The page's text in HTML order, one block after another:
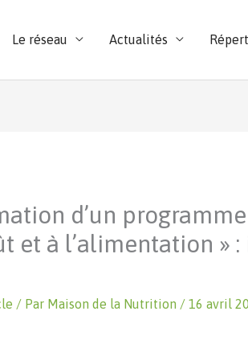
Le réseau Actualités
d’un
et à l’alimentation »
/ Par Maison de la Nutrition / 16 avril